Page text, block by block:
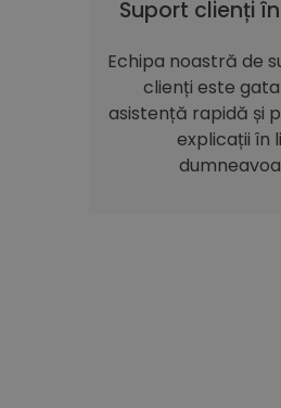
Suport clienți
Echipa noastră de
clienți este
asistență rapidă și
explicații în